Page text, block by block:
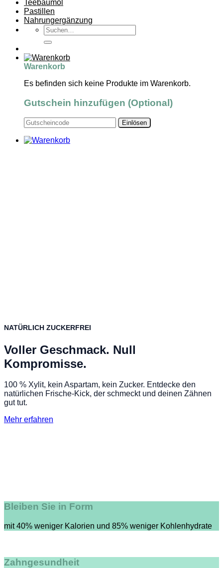
Teebaumöl
Pastillen
Nahrungergänzung
Suchen
nach:
Warenkorb
Es befinden sich keine Produkte im Warenkorb.
Gutschein hinzufügen (Optional)
NATÜRLICH ZUCKERFREI
Voller Geschmack. Null
Kompromisse.
100 % Xylit, kein Aspartam, kein Zucker. Entdecke den
natürlichen Frische-Kick, der schmeckt und deinen Zähnen
gut tut.
Mehr erfahren
Bleiben Sie in Form
mit 40% weniger Kalorien und 85% weniger Kohlenhydrate
Zahngesundheit